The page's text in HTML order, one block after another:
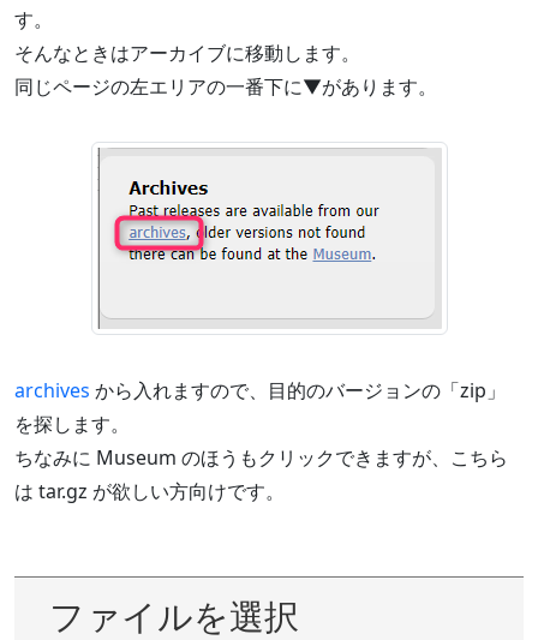
す。
そんなときはアーカイブに移動します。
同じページの左エリアの一番下に▼があります。
archives から入れますので、目的のバージョンの「zip」
を探します。
ちなみに Museum のほうもクリックできますが、こちら
は tar.gz が欲しい方向けです。
ファイルを選択